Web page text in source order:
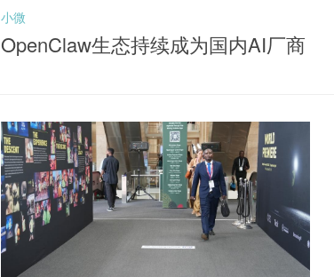
小微
OpenClaw生态持续成为国内AI厂商
20910）布局机会